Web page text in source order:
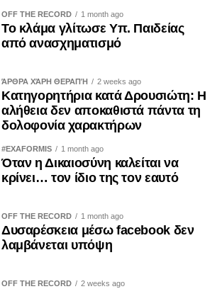
OFF THE RECORD 1 month ago
Το κλάμα γλίτωσε Υπ. Παιδείας
από ανασχηματισμό
ΆΡΘΡΑ ΧΆΡΗ ΘΕΡΑΠΉ 2 weeks ago
Κατηγορητήρια κατά Δρουσιώτη: Η
αλήθεια δεν αποκαθιστά πάντα τη
δολοφονία χαρακτήρων
#EXAFORMIS 1 month ago
Όταν η Δικαιοσύνη καλείται να
κρίνει… τον ίδιο της τον εαυτό
OFF THE RECORD 1 month ago
Δυσαρέσκεια μέσω facebook δεν
λαμβάνεται υπόψη
OFF THE RECORD 2 weeks ago